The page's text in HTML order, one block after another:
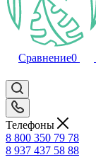
Сравнение0
Телефоны
8 800 350 79 78
8 937 437 58 88